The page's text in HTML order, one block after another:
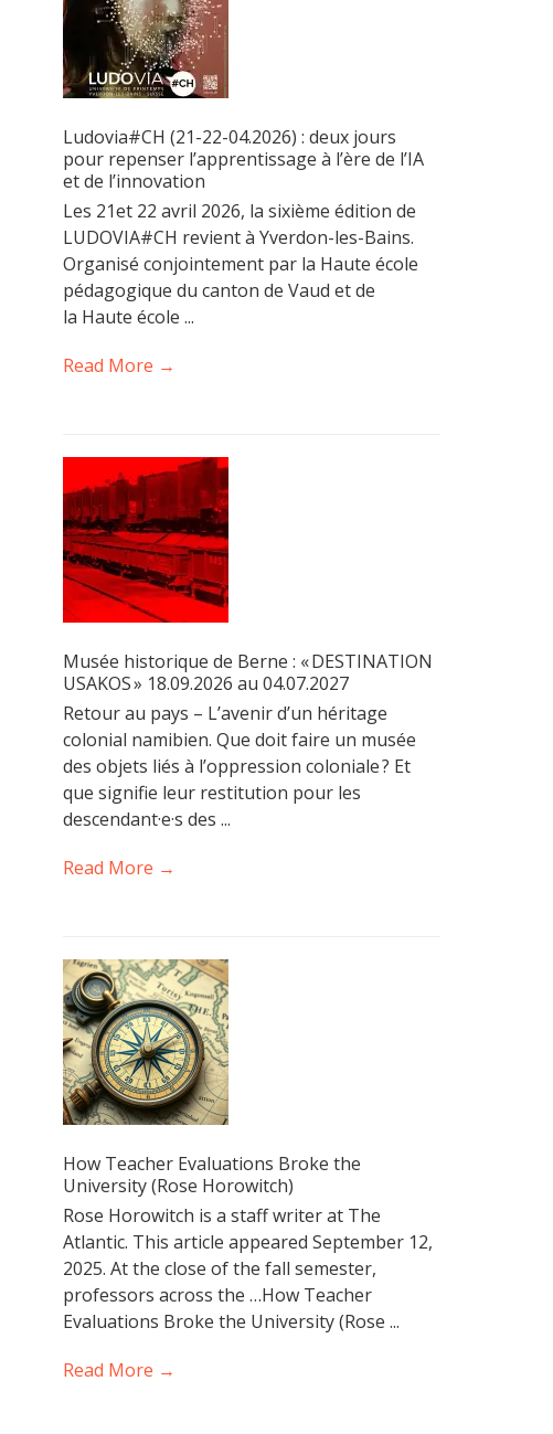
Ludovia#CH (21-22-04.2026) : deux jours
pour repenser l’apprentissage à l’ère de l’IA
et de l’innovation
Les 21et 22 avril 2026, la sixième édition de
LUDOVIA#CH revient à Yverdon-les-Bains.
Organisé conjointement par la Haute école
pédagogique du canton de Vaud et de
la Haute école ...
Read More →
Musée historique de Berne : « DESTINATION
USAKOS » 18.09.2026 au 04.07.2027
Retour au pays – L’avenir d’un héritage
colonial namibien. Que doit faire un musée
des objets liés à l’oppression coloniale ? Et
que signifie leur restitution pour les
descendant·e·s des ...
Read More →
How Teacher Evaluations Broke the
University (Rose Horowitch)
Rose Horowitch is a staff writer at The
Atlantic. This article appeared September 12,
2025. At the close of the fall semester,
professors across the …How Teacher
Evaluations Broke the University (Rose ...
Read More →